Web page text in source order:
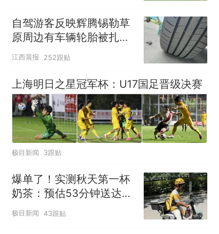
自驾游客反映辉腾锡勒草
原周边有车辆轮胎被扎，
修理店铺换胎价格高达千
元，官方发布情况通报
江西晨报 252跟贴
上海明日之星冠军杯：U17国足晋级决赛
极目新闻 3跟贴
爆单了！实测秋天第一杯
奶茶：预估53分钟送达，
实际耗时92分钟
极目新闻 43跟贴